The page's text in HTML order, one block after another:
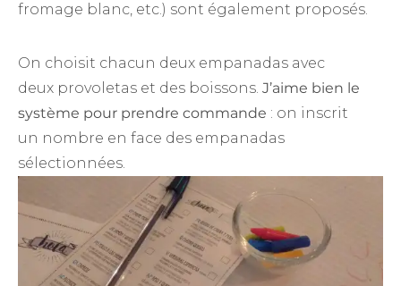
fromage blanc, etc.) sont également proposés.
On choisit chacun deux empanadas avec
deux provoletas et des boissons. J’aime bien le
système pour prendre commande : on inscrit
un nombre en face des empanadas
sélectionnées.